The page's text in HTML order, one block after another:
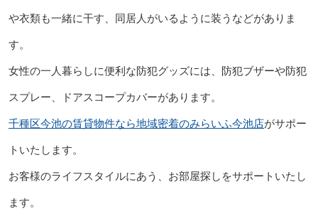
や衣類も一緒に干す、同居人がいるように装うなどがありま
す。
女性の一人暮らしに便利な防犯グッズには、防犯ブザーや防犯
スプレー、ドアスコープカバーがあります。
千種区今池の賃貸物件なら地域密着のみらいふ今池店がサポー
トいたします。
お客様のライフスタイルにあう、お部屋探しをサポートいたし
ます。